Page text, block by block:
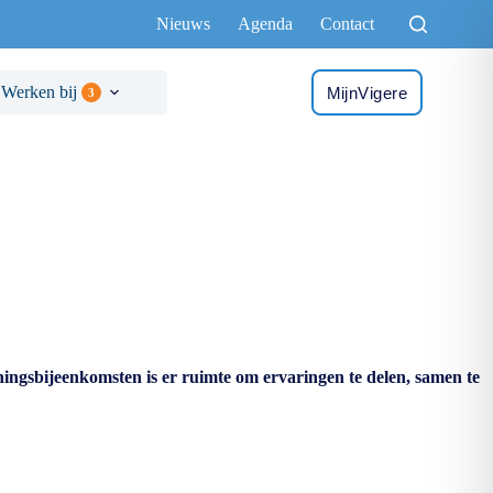
Nieuws Agenda Contact
Werken bij 3 MijnVigere
is er ruimte om ervaringen te delen, samen te